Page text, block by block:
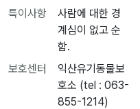
특이사항
사람에 대한 경
계심이 없고 순
함.
보호센터
익산유기동물보
호소 (tel : 063-
855-1214)